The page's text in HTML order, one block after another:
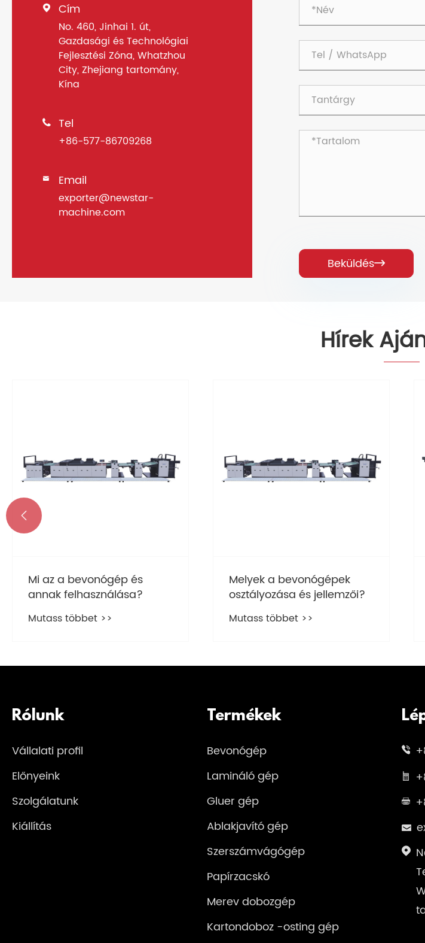
 Cím
No. 460, Jinhai 1. út,
Gazdasági és Technológiai
Fejlesztési Zóna, Whatzhou
City, Zhejiang tartomány,
Kína
 Tel
+86-577-86709268
 Email
exporter@newstar-
machine.com
Beküldés
Hírek
Mi az a bevonógép és
annak felhasználása?
Mutass többet >>
Melyek a bevonógépek
osztályozása és jellemzői?
Mutass többet >>

Rólunk
Vállalati profil
Előnyeink
Szolgálatunk
Kiállítás
Termékek
Bevonógép
Lamináló gép
Gluer gép
Ablakjavító gép
Szerszámvágógép
Papírzacskó
Merev dobozgép
Kartondoboz -osting gép